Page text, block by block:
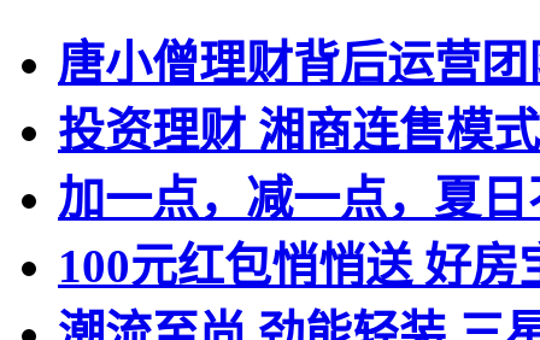
唐小僧理财背后运营
投资理财 湘商连售模
加一点，减一点，夏
100元红包悄悄送 好